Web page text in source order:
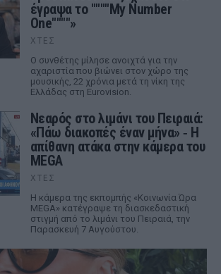
έγραψα το """"My Number
One""""»
ΧΤΕΣ
Ο συνθέτης μίλησε ανοιχτά για την
αχαριστία που βιώνει στον χώρο της
μουσικής, 22 χρόνια μετά τη νίκη της
Ελλάδας στη Eurovision.
Νεαρός στο λιμάνι του Πειραιά:
«Πάω διακοπές έναν μήνα» ‑ Η
απίθανη ατάκα στην κάμερα του
MEGA
ΧΤΕΣ
Η κάμερα της εκπομπής «Κοινωνία Ώρα
MEGA» κατέγραψε τη διασκεδαστική
στιγμή από το λιμάνι του Πειραιά, την
Παρασκευή 7 Αυγούστου.